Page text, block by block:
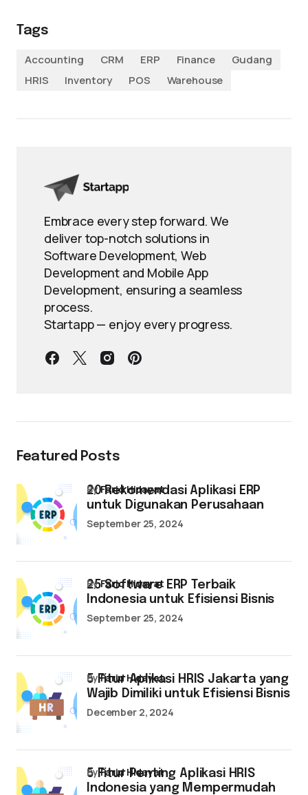
Tags
Accounting
CRM ERP Finance
Gudang
HRIS
Inventory POS Warehouse
Embrace every step forward. We
deliver top-notch solutions in
Software Development, Web
Development and Mobile App
Development, ensuring a seamless
process.
Startapp — enjoy every progress.
Featured Posts
20 Rekomendasi Aplikasi ERP
untuk Digunakan Perusahaan
byFarid Hidayat
September 25, 2024
25 Software ERP Terbaik
Indonesia untuk Efisiensi Bisnis
byFarid Hidayat
September 25, 2024
5 Fitur Aplikasi HRIS Jakarta yang
Wajib Dimiliki untuk Efisiensi Bisnis
byFarid Hidayat
December 2, 2024
5 Fitur Penting Aplikasi HRIS
Indonesia yang Mempermudah
byFarid Hidayat